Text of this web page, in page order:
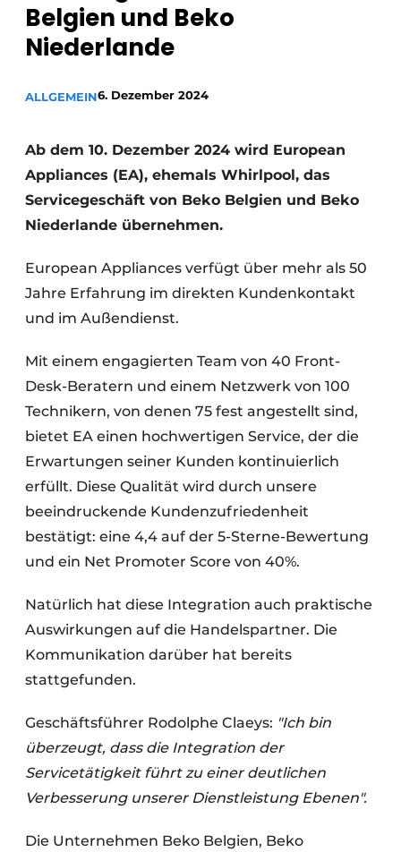
Datenschutz / Cookie-Erklärung
Ein Stellenangebot registrieren
Videos
Möbelbeschläge und Schränke
Belgien und Beko
Niederlande
ALLGEMEIN6. Dezember 2024
Ab dem 10. Dezember 2024 wird European
Appliances (EA), ehemals Whirlpool, das
Servicegeschäft von Beko Belgien und Beko
Niederlande übernehmen.
European Appliances verfügt über mehr als 50
Jahre Erfahrung im direkten Kundenkontakt
und im Außendienst.
Mit einem engagierten Team von 40 Front-
Desk-Beratern und einem Netzwerk von 100
Technikern, von denen 75 fest angestellt sind,
bietet EA einen hochwertigen Service, der die
Erwartungen seiner Kunden kontinuierlich
erfüllt. Diese Qualität wird durch unsere
beeindruckende Kundenzufriedenheit
bestätigt: eine 4,4 auf der 5-Sterne-Bewertung
und ein Net Promoter Score von 40%.
Natürlich hat diese Integration auch praktische
Auswirkungen auf die Handelspartner. Die
Kommunikation darüber hat bereits
stattgefunden.
Geschäftsführer Rodolphe Claeys: "Ich bin
überzeugt, dass die Integration der
Servicetätigkeit führt zu einer deutlichen
Verbesserung unserer Dienstleistung Ebenen".
Die Unternehmen Beko Belgien, Beko